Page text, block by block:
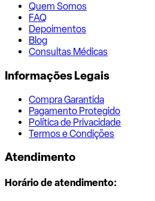
Quem Somos
FAQ
Depoimentos
Blog
Consultas Médicas
Informações Legais
Compra Garantida
Pagamento Protegido
Política de Privacidade
Termos e Condições
Atendimento
Horário de atendimento: